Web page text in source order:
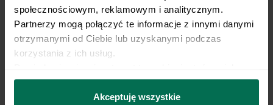
społecznościowym, reklamowym i analitycznym.
Partnerzy mogą połączyć te informacje z innymi danymi
otrzymanymi od Ciebie lub uzyskanymi podczas
korzystania z ich usług.
można się z nami skontaktować i w jaki sposób
przetwarzamy dane osobowe w ramach
Akceptuję wszystkie
Tortilla na ciepło z wędliną,
serem i jajkiem
Tortilla z jajecznicą